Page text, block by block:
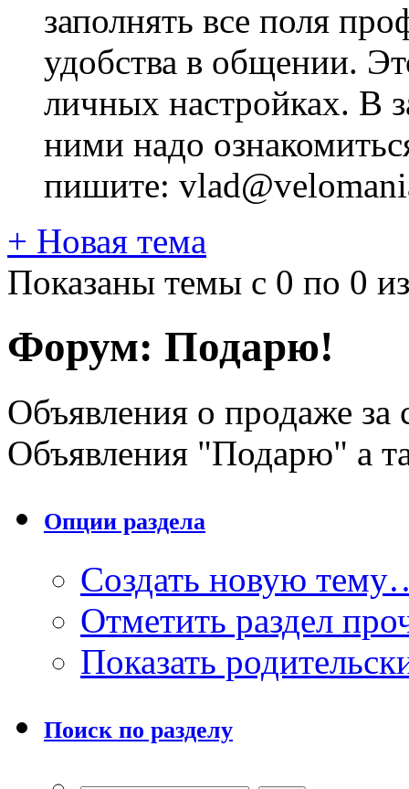
заполнять все поля
удобства в общении.
личных настройках. В
ними надо
пишите:
+ Новая тема
Показаны темы с 0 по 0
Форум: Подарю!
Объявления о продаже за
Объявления "Подарю" а
Опции раздела
Создать новую
Отметить раздел
Показать
Поиск по разделу